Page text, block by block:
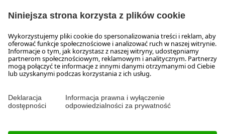
GODZINY OTWARCIA
Skontaktuj się z nami!